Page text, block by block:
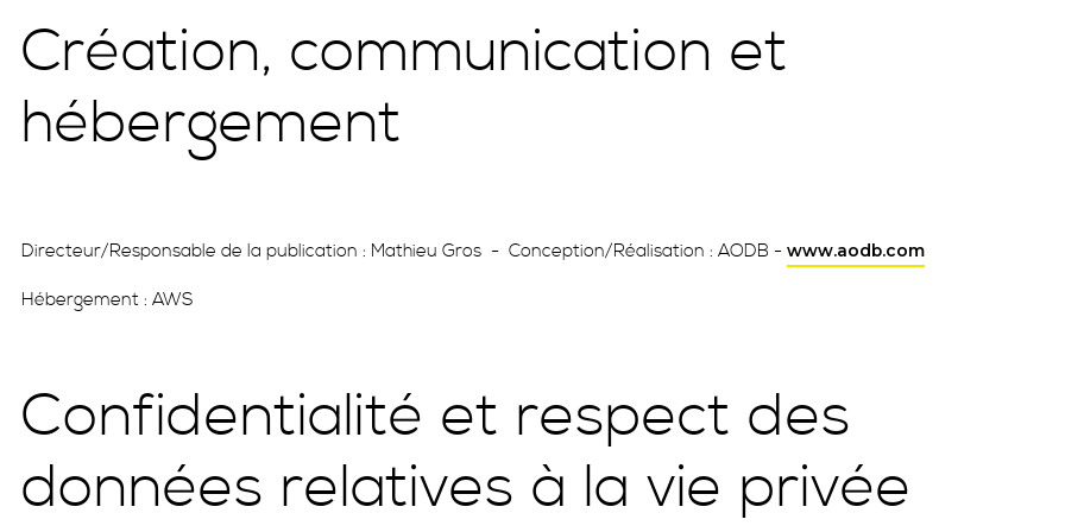
Création, communication et
hébergement
Directeur/Responsable de la publication : Mathieu Gros - Conception/Réalisation : AODB -www.aodb.com
Hébergement : AWS
Confidentialité et respect des
données relatives à la vie privée